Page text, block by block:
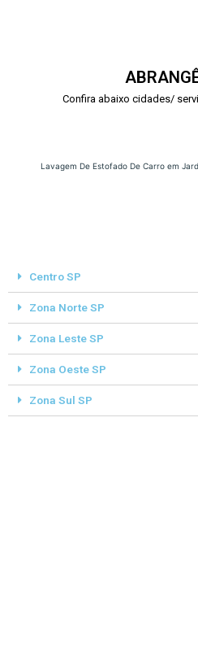
Confira abaixo cidades/
Lavagem De Estofado De Carro em
Centro SP
Zona Norte SP
Zona Leste SP
Zona Oeste SP
Zona Sul SP